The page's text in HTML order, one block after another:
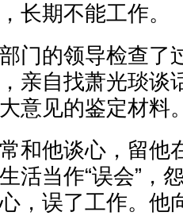
长期不能工作。
门的领导检查了
亲自找萧光琰谈
意见的鉴定材料
和他谈心，留他
活当作“误会”，
，误了工作。他